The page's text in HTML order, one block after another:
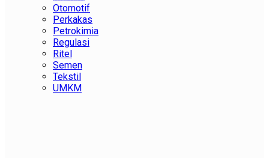
Otomotif
Perkakas
Petrokimia
Regulasi
Ritel
Semen
Tekstil
UMKM